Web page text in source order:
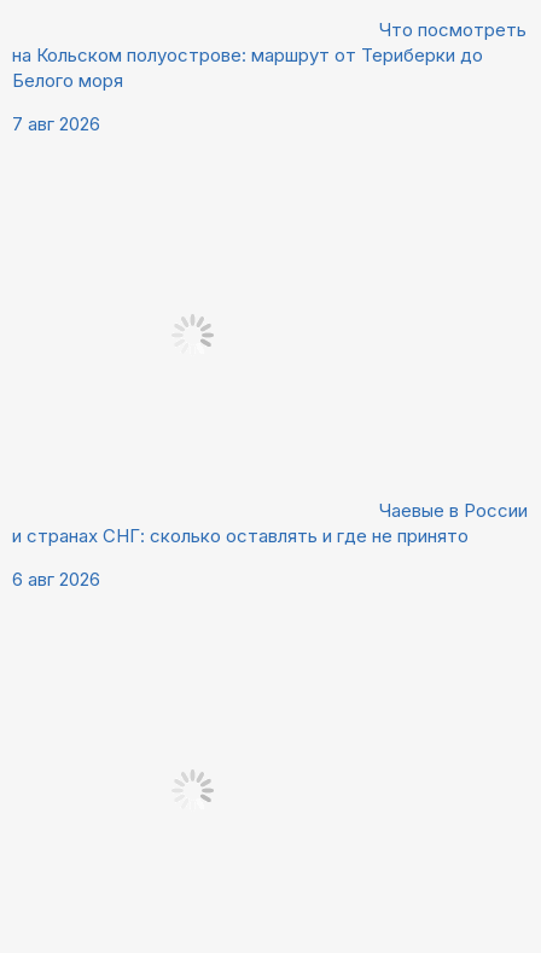
Что посмотреть
на Кольском полуострове: маршрут от Териберки до
Белого моря
7 авг 2026
Чаевые в России
и странах СНГ: сколько оставлять и где не принято
6 авг 2026